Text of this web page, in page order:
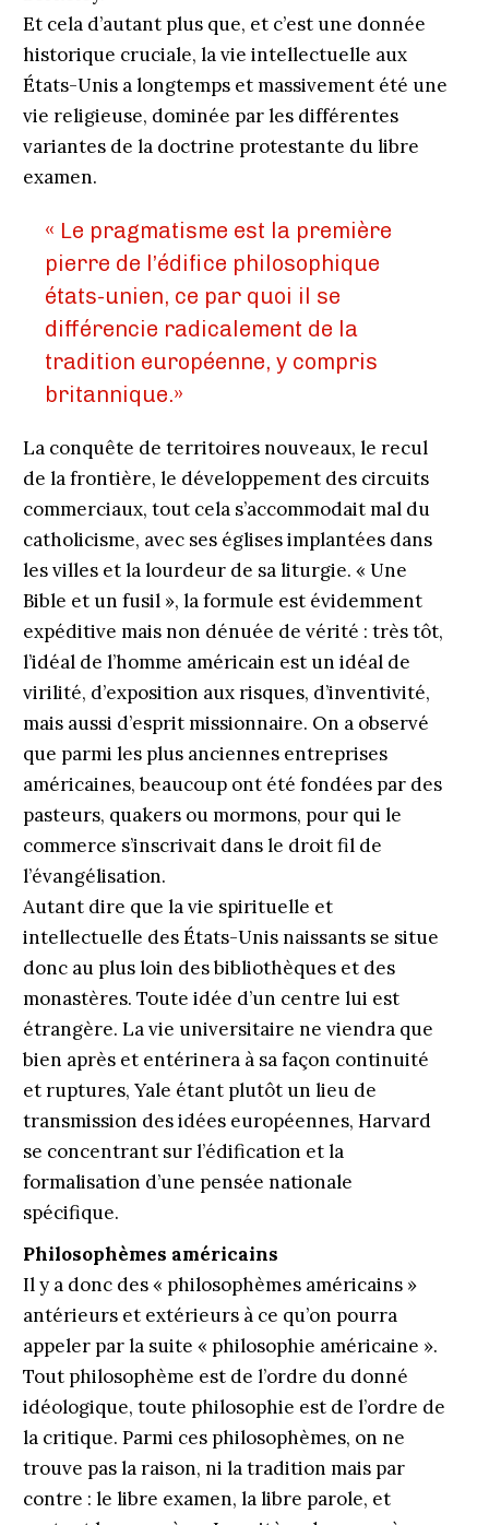
Et cela d’autant plus que, et c’est une donnée
historique cruciale, la vie intellectuelle aux
États-Unis a longtemps et massivement été une
vie religieuse, dominée par les différentes
variantes de la doctrine protestante du libre
examen.
« Le pragmatisme est la première
pierre de l’édifice philosophique
états-unien, ce par quoi il se
différencie radicalement de la
tradition européenne, y compris
britannique.»
La conquête de territoires nouveaux, le recul
de la frontière, le développement des circuits
commerciaux, tout cela s’accommodait mal du
catholicisme, avec ses églises implantées dans
les villes et la lourdeur de sa liturgie. « Une
Bible et un fusil », la formule est évidemment
expéditive mais non dénuée de vérité : très tôt,
l’idéal de l’homme américain est un idéal de
virilité, d’exposition aux risques, d’inventivité,
mais aussi d’esprit missionnaire. On a observé
que parmi les plus anciennes entreprises
américaines, beaucoup ont été fondées par des
pasteurs, quakers ou mormons, pour qui le
commerce s’inscrivait dans le droit fil de
l’évangélisation.
Autant dire que la vie spirituelle et
intellectuelle des États-Unis naissants se situe
donc au plus loin des bibliothèques et des
monastères. Toute idée d’un centre lui est
étrangère. La vie universitaire ne viendra que
bien après et entérinera à sa façon continuité
et ruptures, Yale étant plutôt un lieu de
transmission des idées européennes, Harvard
se concentrant sur l’édification et la
formalisation d’une pensée nationale
spécifique.
Philosophèmes américains
Il y a donc des « philosophèmes américains »
antérieurs et extérieurs à ce qu’on pourra
appeler par la suite « philosophie américaine ».
Tout philosophème est de l’ordre du donné
idéologique, toute philosophie est de l’ordre de
la critique. Parmi ces philosophèmes, on ne
trouve pas la raison, ni la tradition mais par
contre : le libre examen, la libre parole, et